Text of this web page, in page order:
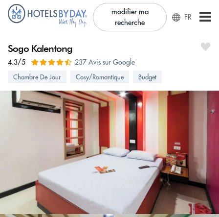
modifier ma
recherche
FR
Sogo Kalentong
4.3/5 237 Avis sur Google
Chambre De Jour Cosy/Romantique Budget